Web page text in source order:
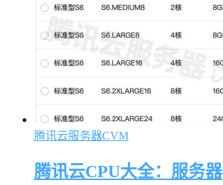
腾讯云服务器CVM
腾讯云CPU大全：服务器